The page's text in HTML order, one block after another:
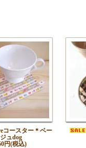
コースター＊ベー
ジュdog
円(税込)